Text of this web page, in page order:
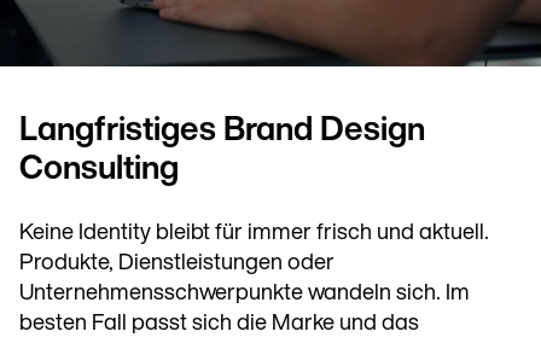
Langfristiges Brand Design
Consulting
Keine Identity bleibt für immer frisch und aktuell.
Produkte, Dienstleistungen oder
Unternehmensschwerpunkte wandeln sich. Im
besten Fall passt sich die Marke und das